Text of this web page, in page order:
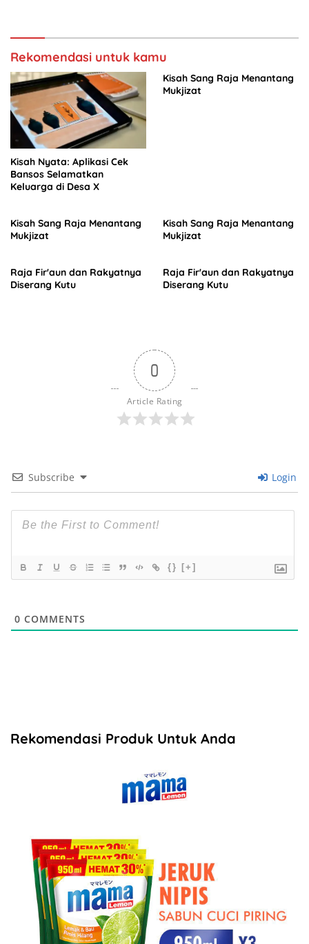
Rekomendasi untuk kamu
Kisah Nyata: Aplikasi Cek
Bansos Selamatkan
Keluarga di Desa X
Kisah Sang Raja Menantang
Mukjizat
Kisah Sang Raja Menantang
Mukjizat
Kisah Sang Raja Menantang
Mukjizat
Raja Fir'aun dan Rakyatnya
Diserang Kutu
Raja Fir'aun dan Rakyatnya
Diserang Kutu
0
Article Rating
Subscribe Login
{} [+]
0 COMMENTS
Rekomendasi Produk Untuk Anda